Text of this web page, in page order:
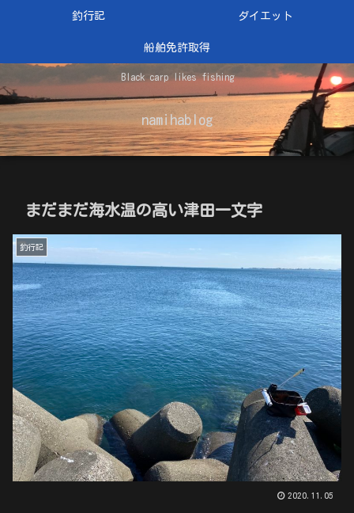
Black carp likes fishing
namihablog
釣行記 ダイエット
船舶免許取得
まだまだ海水温の高い津田一文字
釣行記
2020.11.05